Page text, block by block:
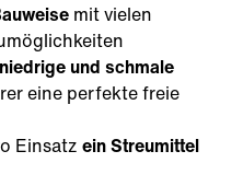
mit vielen
niedrige und schmale
eine perfekte freie
Einsatz ein Streumittel